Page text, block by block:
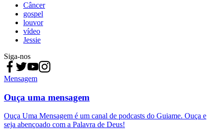
Câncer
gospel
louvor
vídeo
Jessie
Siga-nos
Mensagem
Ouça uma mensagem
Ouça Uma Mensagem é um canal de podcasts do Guiame. Ouça e
seja abençoado com a Palavra de Deus!